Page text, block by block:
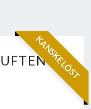
KANSKE LÖST